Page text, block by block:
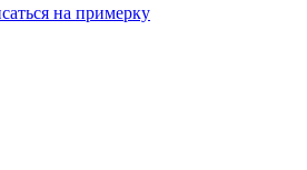
на примерку